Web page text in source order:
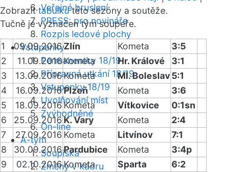
Veřejné bruslení
PRESS: pro novináře
Rozpis ledové plochy
Vstupenky
Permanentky 18/19
Přípravná utkání 18/19
Vstupenky 18/19
Uvolňování míst
Zvýhodněné
On-line
A-tým
Soupiska
Změny v kádru
Zobrazittabulkutéto sezóny a soutěže.
Tučně je vyznačen tým soupeře.
1 09.09.2016Zlín Kometa
3:5
2
11.09.2016Kometa Hr. Králové
3:1
3
13.09.2016Kometa Ml. Boleslav5:1
4
16.09.2016Plzeň Kometa
3:6
5
18.09.2016Kometa Vítkovice
0:1sn
6
25.09.2016K. Vary Kometa
2:4
7
27.09.2016 Kometa Litvínov
7:1
8
30.09.2016Pardubice Kometa
3:4p
9
02.10.2016Kometa Sparta
6:2